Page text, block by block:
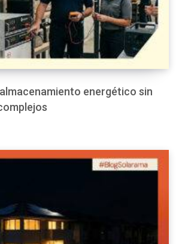
energético sin